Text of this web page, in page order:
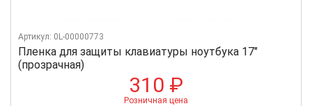
Пленка для защиты клавиатуры ноутбука 17"
(прозрачная)
Артикул: 0L-00000773
310 ₽
Розничная цена